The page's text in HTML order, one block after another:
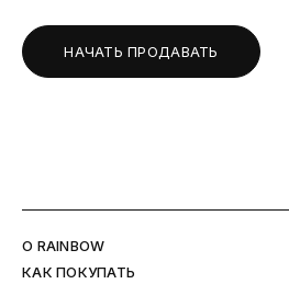
НАЧАТЬ ПРОДАВАТЬ
O RAINBOW
КАК ПОКУПАТЬ